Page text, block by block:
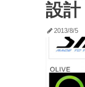
設計
2013/8/5